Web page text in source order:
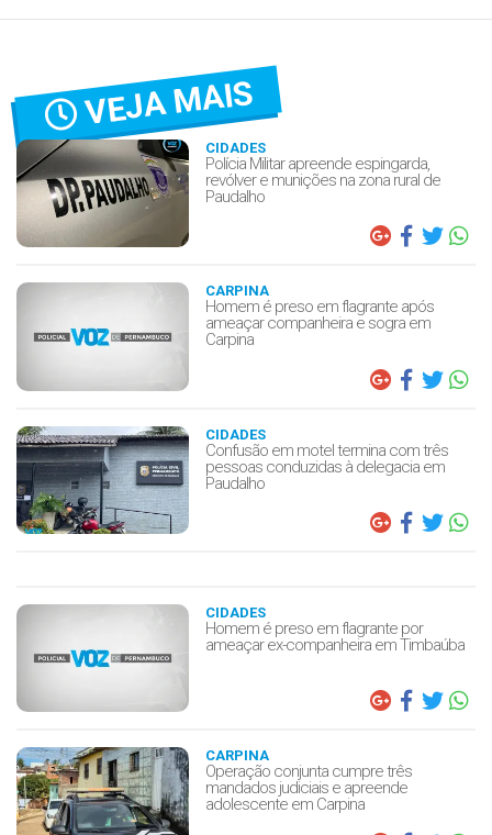
VEJA MAIS
CIDADES
Polícia Militar apreende espingarda,
revólver e munições na zona rural de
Paudalho
CARPINA
Homem é preso em flagrante após
ameaçar companheira e sogra em
Carpina
CIDADES
Confusão em motel termina com três
pessoas conduzidas à delegacia em
Paudalho
CIDADES
Homem é preso em flagrante por
ameaçar ex-companheira em Timbaúba
CARPINA
Operação conjunta cumpre três
mandados judiciais e apreende
adolescente em Carpina